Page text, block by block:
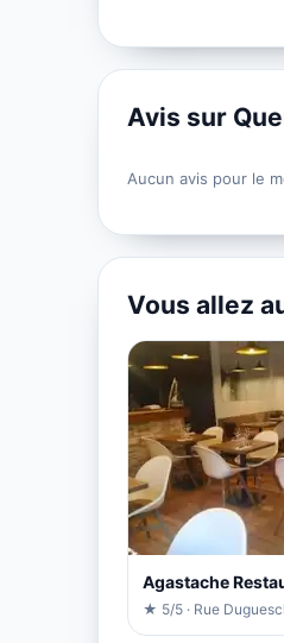
Avis sur
Aucun avis pour le
Vous allez
Agastache
★ 5/5 · Rue